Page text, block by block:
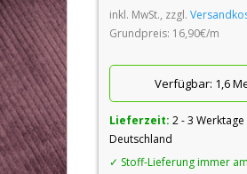
inkl. MwSt., zzgl.
Grundpreis: 16,90€/m
Verfügbar: 1,6
Lieferzeit:2 - 3 Werktage
Deutschland
✓ Stoff-Lieferung immer